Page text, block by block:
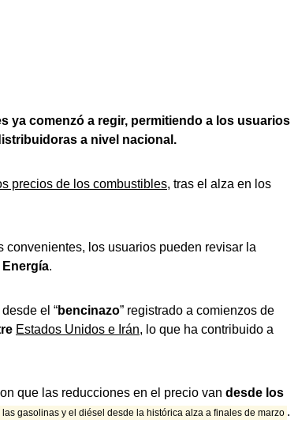
ya comenzó a regir, permitiendo a los usuarios
a nivel nacional.
precios de los combustibles, tras el alza en los
los usuarios pueden revisar la
.
el “bencinazo” registrado a comienzos de
Estados Unidos e Irán, lo que ha contribuido a
que las reducciones en el precio van desde los
las gasolinas y el diésel desde la histórica alza a finales de marzo .